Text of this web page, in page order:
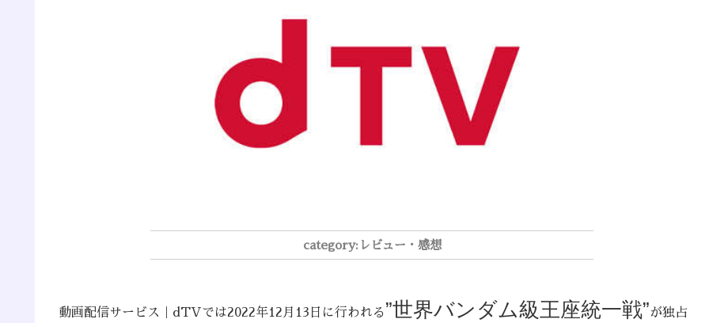
レビュー・感想
動画配信サービス｜dTVでは2022年12月13日に行われる”世界バンダム級王座統一戦”が独占